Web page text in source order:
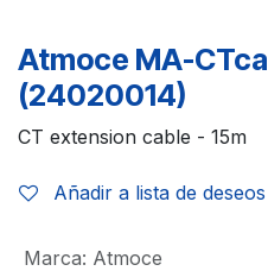
Atmoce MA-
(24020014)
CT extension cable - 15m
Añadir a lista de deseos
Marca: Atmoce